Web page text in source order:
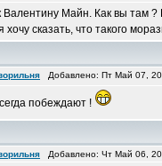
Валентину Майн. Как вы там
сказать, что такого
Добавлено: Пт Май 07,
побеждают !
Добавлено: Чт Май 06,